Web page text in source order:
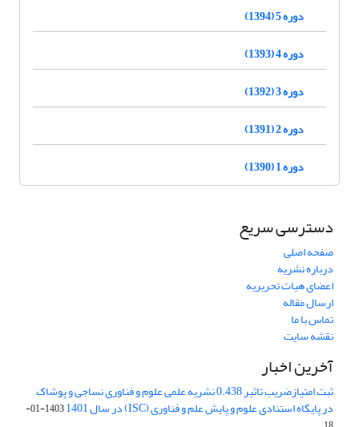
دوره 5 (1394)
دوره 4 (1393)
دوره 3 (1392)
دوره 2 (1391)
دوره 1 (1390)
دسترسی سریع
صفحه اصلی
درباره نشریه
اعضای هیات تحریریه
ارسال مقاله
تماس با ما
نقشه سایت
آخرین اخبار
ثبت امتیازضریب تاثیر 0.438 نشریه علمی علوم و فناوری نساجی و پوشاک
در پایگاه استنادی علوم و پایش علم و فناوری (ISC) در سال 1401
1403-01-